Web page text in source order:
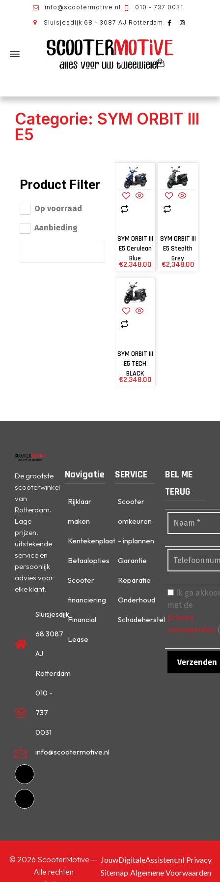
info@scootermotive.nl 010 - 737 0031
Sluisjesdijk 68 - 3087 AJ Rotterdam
Categorie: SYM ORBIT III
E5
Product Filter
Op voorraad
Aanbieding
SYM ORBIT III
E5 Cerulean
Blue
€2,348.00
SYM ORBIT III
E5 Stealth
Grey
€2,348.00
SYM ORBIT III
E5 TECH
BLACK
€2,348.00
De grootste
scooterwinkel
van
Rotterdam.
Lage
prijzen,
uitstekende
service en
persoonlijk
advies voor
elke klant.
Sluisjesdijk
68 3087
AJ
Rotterdam
010 -
737
0031
info@scootermotive.nl
Navigatie
Rijklaar
maken
Kentekenplaat
Betaalopties
Scooter
financiering
Financial
Lease
SERVICE
Scooter
omkeuren
- inplannen
Garantie
Reparatie
Onderhoud
Schadeherstel
BEL ME
TERUG
Ik ga
met de
privacy
voorwaarden
© 2026 ScooterMotive —
Alle rechten
JouwDigitaleAssistent.nl Privacy
Sitemap Algemene Voorwaarden